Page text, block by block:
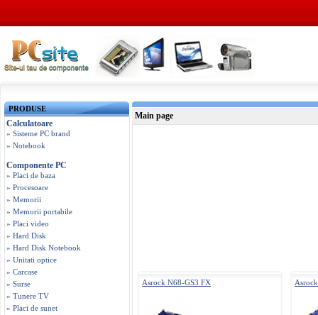
PRODUSE
Calculatoare
» Sisteme PC brand
» Notebook
Componente PC
» Placi de baza
» Procesoare
» Memorii
» Memorii portabile
» Placi video
» Hard Disk
» Hard Disk Notebook
» Unitati optice
» Carcase
» Surse
» Tunere TV
» Placi de sunet
Main page
Asrock N68-GS3 FX